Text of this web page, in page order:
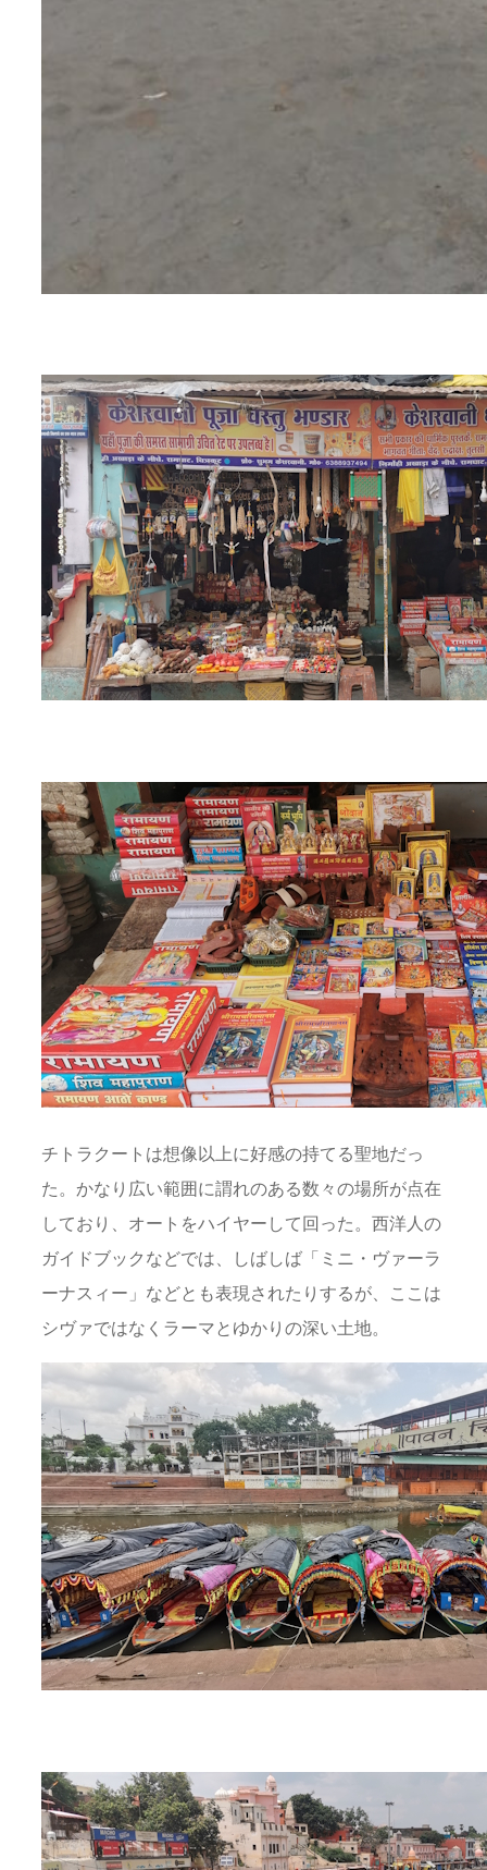
チトラクートは想像以上に好感の持てる聖地だっ
た。かなり広い範囲に謂れのある数々の場所が点在
しており、オートをハイヤーして回った。西洋人の
ガイドブックなどでは、しばしば「ミニ・ヴァーラ
ーナスィー」などとも表現されたりするが、ここは
シヴァではなくラーマとゆかりの深い土地。